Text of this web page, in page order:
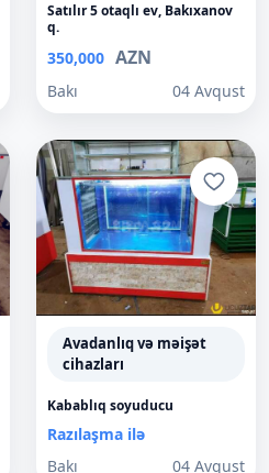
Satılır 5 otaqlı ev, Bakıxanov
q.
350,000 AZN
Bakı 04 Avqust
Avadanlıq və məişət
cihazları
Kabablıq soyuducu
Razılaşma ilə
Bakı
04 Avqust